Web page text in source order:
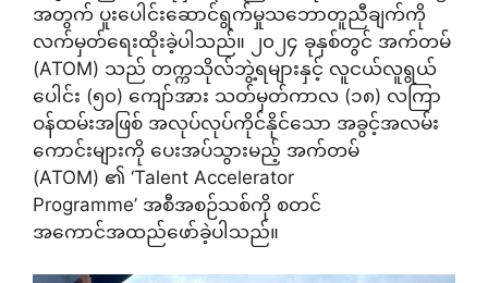
အတွက် ပူးပေါင်းဆောင်ရွက်မှုသဘောတူညီချက်ကို
လက်မှတ်ရေးထိုးခဲ့ပါသည်။ ၂၀၂၄ ခုနှစ်တွင် အက်တမ်
(ATOM) သည် တက္ကသိုလ်ဘွဲ့ရများနှင့် လူငယ်လူရွယ်
ပေါင်း (၅၀) ကျော်အား သတ်မှတ်ကာလ (၁၈) လကြာ
ဝန်ထမ်းအဖြစ် အလုပ်လုပ်ကိုင်နိုင်သော အခွင့်အလမ်း
ကောင်းများကို ပေးအပ်သွားမည့် အက်တမ်
(ATOM) ၏ ‘Talent Accelerator
Programme’ အစီအစဉ်သစ်ကို စတင်
အကောင်အထည်ဖော်ခဲ့ပါသည်။